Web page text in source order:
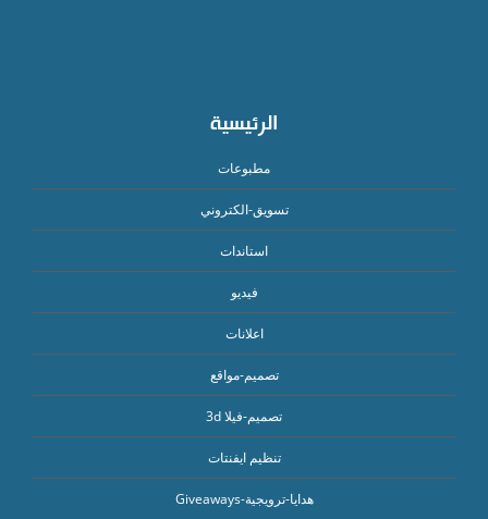
الرئيسية
مطبوعات
تسويق-الكتروني
استاندات
فيديو
اعلانات
تصميم-مواقع
تصميم-فيلا 3d
تنظيم ايفنتات
هدايا-ترويجية-Giveaways